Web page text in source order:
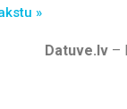
»
Datuve.lv –